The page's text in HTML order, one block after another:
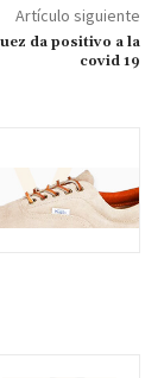
Artículo siguiente
da positivo a la
covid 19